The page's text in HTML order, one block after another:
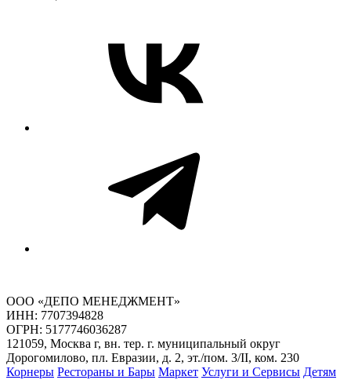
ООО «ДЕПО МЕНЕДЖМЕНТ»
ИНН: 7707394828
ОГРН: 5177746036287
121059, Москва г, вн. тер. г. муниципальный округ
Дорогомилово, пл. Евразии, д. 2, эт./пом. 3/II, ком. 230
Корнеры Рестораны и Бары Маркет Услуги и Сервисы Детям